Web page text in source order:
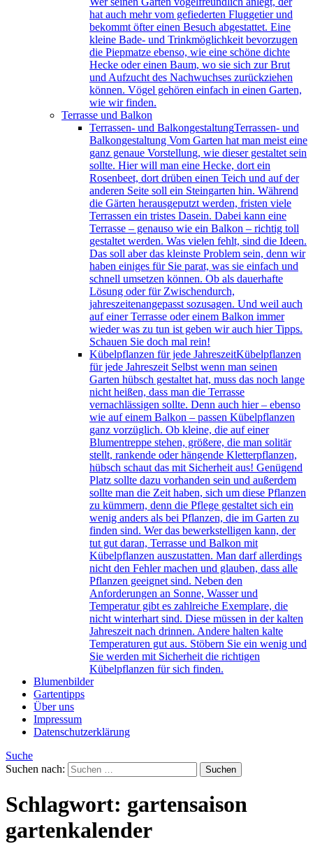
hat auch mehr vom gefiederten Fluggetier und
bekommt öfter einen Besuch abgestattet. Eine
kleine Bade- und Trinkmöglichkeit bevorzugen
die Piepmatze ebenso, wie eine schöne dichte
Hecke oder einen Baum, wo sie sich zur Brut
und Aufzucht des Nachwuchses zurückziehen
können. Vögel gehören einfach in einen Garten,
wie wir finden.
Terrasse und Balkon
Terrassen- und BalkongestaltungTerrassen- und
Balkongestaltung Vom Garten hat man meist eine
ganz genaue Vorstellung, wie dieser gestaltet sein
sollte. Hier will man eine Hecke, dort ein
Rosenbeet, dort drüben einen Teich und auf der
anderen Seite soll ein Steingarten hin. Während
die Gärten herausgeputzt werden, fristen viele
Terrassen ein tristes Dasein. Dabei kann eine
Terrasse – genauso wie ein Balkon – richtig toll
gestaltet werden. Was vielen fehlt, sind die Ideen.
Das soll aber das kleinste Problem sein, denn wir
haben einiges für Sie parat, was sie einfach und
schnell umsetzen können. Ob als dauerhafte
Lösung oder für Zwischendurch,
jahreszeitenangepasst sozusagen. Und weil auch
auf einer Terrasse oder einem Balkon immer
wieder was zu tun ist geben wir auch hier Tipps.
Schauen Sie doch mal rein!
Kübelpflanzen für jede JahreszeitKübelpflanzen
für jede Jahreszeit Selbst wenn man seinen
Garten hübsch gestaltet hat, muss das noch lange
nicht heißen, dass man die Terrasse
vernachlässigen sollte. Denn auch hier – ebenso
wie auf einem Balkon – passen Kübelpflanzen
ganz vorzüglich. Ob kleine, die auf einer
Blumentreppe stehen, größere, die man solitär
stellt, rankende oder hängende Kletterpflanzen,
hübsch schaut das mit Sicherheit aus! Genügend
Platz sollte dazu vorhanden sein und außerdem
sollte man die Zeit haben, sich um diese Pflanzen
zu kümmern, denn die Pflege gestaltet sich ein
wenig anders als bei Pflanzen, die im Garten zu
finden sind. Wer das bewerkstelligen kann, der
tut gut daran, Terrasse und Balkon mit
Kübelpflanzen auszustatten. Man darf allerdings
nicht den Fehler machen und glauben, dass alle
Pflanzen geeignet sind. Neben den
Anforderungen an Sonne, Wasser und
Temperatur gibt es zahlreiche Exemplare, die
nicht winterhart sind. Diese müssen in der kalten
Jahreszeit nach drinnen. Andere halten kalte
Temperaturen gut aus. Stöbern Sie ein wenig und
Sie werden mit Sicherheit die richtigen
Kübelpflanzen für sich finden.
Blumenbilder
Gartentipps
Über uns
Impressum
Datenschutzerklärung
Suche
Suchen nach:
Schlagwort: gartensaison
gartenkalender